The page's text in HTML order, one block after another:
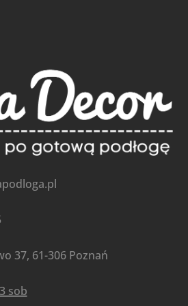
37, 61-306 Poznań
sob